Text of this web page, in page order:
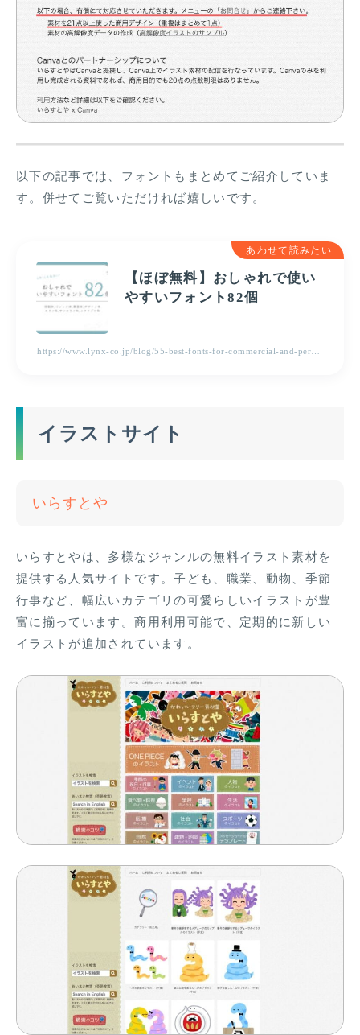
以下の記事では、フォントもまとめてご紹介していま
す。併せてご覧いただければ嬉しいです。
【ほぼ無料】おしゃれで使い
やすいフォント82個
https://www.lynx-co.jp/blog/55-best-fonts-for-commercial-and-personal-use/
あわせて読みたい
イラストサイト
いらすとや
いらすとやは、多様なジャンルの無料イラスト素材を
提供する人気サイトです。子ども、職業、動物、季節
行事など、幅広いカテゴリの可愛らしいイラストが豊
富に揃っています。商用利用可能で、定期的に新しい
イラストが追加されています。